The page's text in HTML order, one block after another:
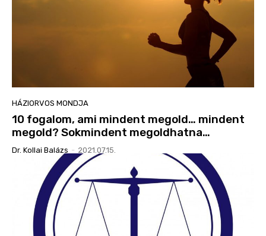
HÁZIORVOS MONDJA
10 fogalom, ami mindent megold… mindent
megold? Sokmindent megoldhatna…
Dr. Kollai Balázs - 2021.07.15.